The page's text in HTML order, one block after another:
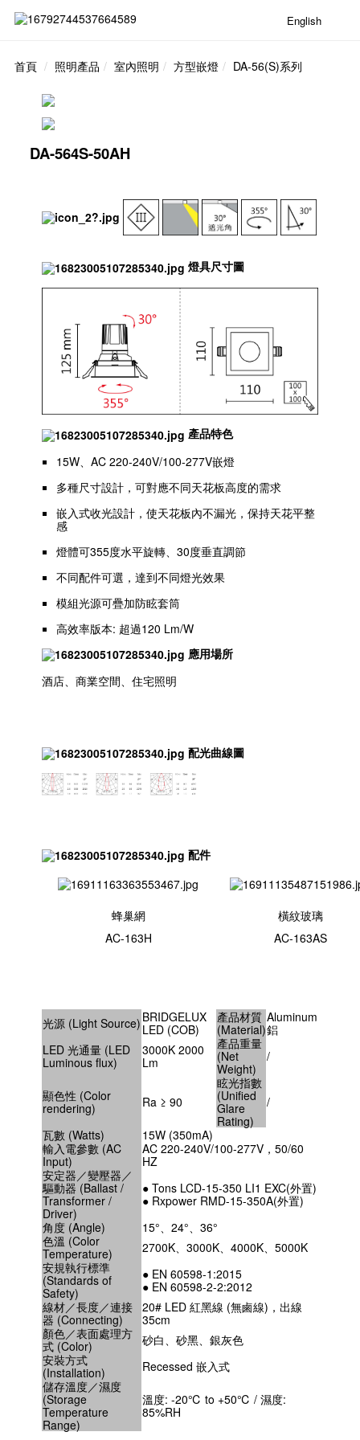
English
首頁 照明產品 室內照明 方型嵌燈 DA-56(S)系列
DA-564S-50AH
燈具尺寸圖
產品特色
15W、AC 220-240V/100-277V嵌燈
多種尺寸設計，可對應不同天花板高度的需求
嵌入式收光設計，使天花板內不漏光，保持天花平整
感
燈體可355度水平旋轉、30度垂直調節
不同配件可選，達到不同燈光效果
模組光源可疊加防眩套筒
高效率版本: 超過120 Lm/W
應用場所
酒店、商業空間、住宅照明
配光曲線圖
配件
蜂巢網
AC-163H
橫紋玻璃
AC-163AS
光源 (Light Source) BRIDGELUX
LED (COB)
產品材質
(Material)
Aluminum
鋁
LED 光通量 (LED
Luminous flux)
3000K 2000
Lm
產品重量
(Net
Weight)
/
顯色性 (Color
rendering)
Ra ≥ 90
眩光指數
(Unified
Glare
Rating)
/
瓦數 (Watts)
15W (350mA)
輸入電參數 (AC
Input)
AC 220-240V/100-277V，50/60
HZ
安定器／變壓器／
驅動器 (Ballast /
Transformer /
Driver)
● Tons LCD-15-350 LI1 EXC(外置)
● Rxpower RMD-15-350A(外置)
角度 (Angle)
15°、24°、36°
色溫 (Color
Temperature)
2700K、3000K、4000K、5000K
安規執行標準
(Standards of
Safety)
● EN 60598-1:2015
● EN 60598-2-2:2012
線材／長度／連接
器 (Connecting)
20# LED 紅黑線 (無鹵線)，出線
35cm
顏色／表面處理方
式 (Color)
砂白、砂黑、銀灰色
安裝方式
(Installation)
Recessed 嵌入式
儲存溫度／濕度
(Storage
Temperature
Range)
溫度: -20℃ to +50℃ / 濕度:
85%RH